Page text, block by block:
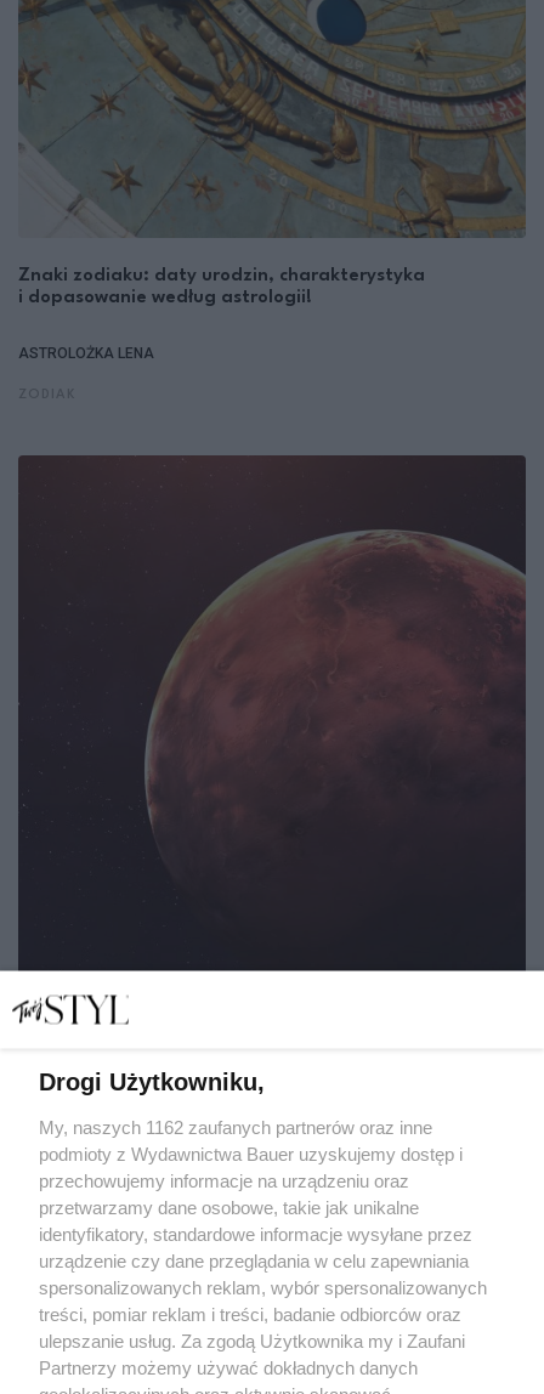
Znaki zodiaku: daty urodzin, charakterystyka
i dopasowanie według astrologii!
ASTROLOŻKA LENA
planet ma wpływać na nasze życie
MATYLDA NOWAK
ZODIAK
Drogi Użytkowniku,
My, naszych 1162 zaufanych partnerów oraz inne
podmioty z Wydawnictwa Bauer uzyskujemy dostęp i
przechowujemy informacje na urządzeniu oraz
przetwarzamy dane osobowe, takie jak unikalne
identyfikatory, standardowe informacje wysyłane przez
urządzenie czy dane przeglądania w celu zapewniania
spersonalizowanych reklam, wybór spersonalizowanych
treści, pomiar reklam i treści, badanie odbiorców oraz
ulepszanie usług. Za zgodą Użytkownika my i Zaufani
Partnerzy możemy używać dokładnych danych